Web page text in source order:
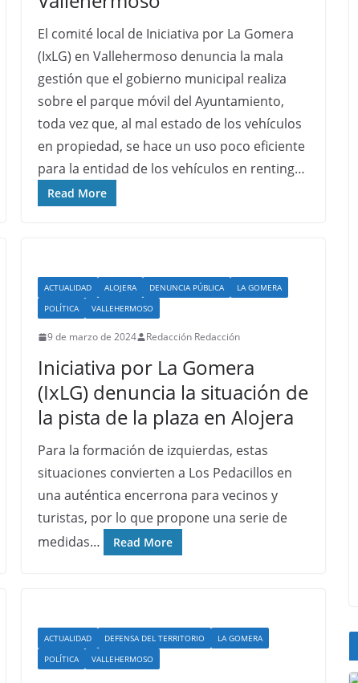
El comité local de Iniciativa por La Gomera
(IxLG) en Vallehermoso denuncia la mala
gestión que el gobierno municipal realiza
sobre el parque móvil del Ayuntamiento,
toda vez que, al mal estado de los vehículos
en propiedad, se hace un uso poco eficiente
para la entidad de los vehículos en renting…
Read More
ACTUALIDAD ALOJERA DENUNCIA PÚBLICA
LA GOMERA
POLÍTICA
VALLEHERMOSO
9 de marzo de 2024 Redacción Redacción
Iniciativa por La Gomera
(IxLG) denuncia la situación de
la pista de la plaza en Alojera
Para la formación de izquierdas, estas
situaciones convierten a Los Pedacillos en
una auténtica encerrona para vecinos y
turistas, por lo que propone una serie de
medidas…
Read More
ACTUALIDAD DEFENSA DEL TERRITORIO
LA GOMERA
POLÍTICA
VALLEHERMOSO